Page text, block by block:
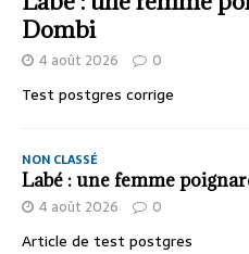
Dombi
4 août 2026 0
Test postgres corrige
NON CLASSÉ
Labé : une femme
4 août 2026 0
Article de test postgres